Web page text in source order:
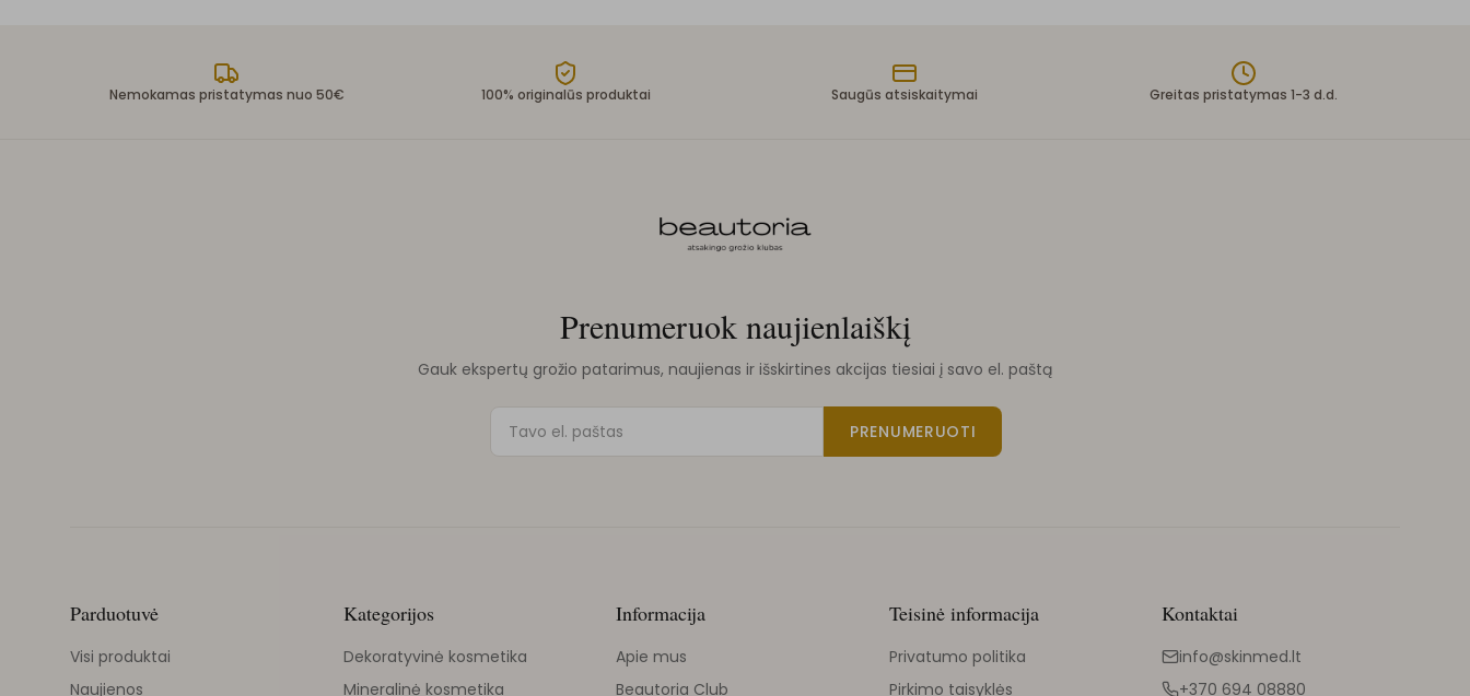
Nemokamas pristatymas nuo 50€ 100% originalūs produktai Saugūs atsiskaitymai Greitas pristatymas 1-3 d.d.
Prenumeruok naujienlaiškį
Gauk ekspertų grožio patarimus, naujienas ir išskirtines akcijas tiesiai į savo el. paštą
PRENUMERUOTI
Parduotuvė
Visi produktai
Naujienos
Kategorijos
Dekoratyvinė kosmetika
Mineralinė kosmetika
Informacija
Apie mus
Beautoria Club
Teisinė informacija
Privatumo politika
Pirkimo taisyklės
Kontaktai
info@skinmed.lt
+370 694 08880